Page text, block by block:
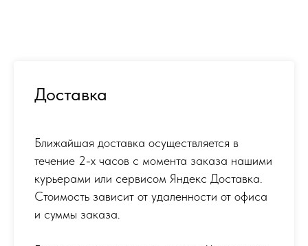
Доставка
Ближайшая доставка осуществляется в
течение 2-х часов с момента заказа нашими
курьерами или сервисом Яндекс Доставка.
Стоимость зависит от удаленности от офиса
и суммы заказа.